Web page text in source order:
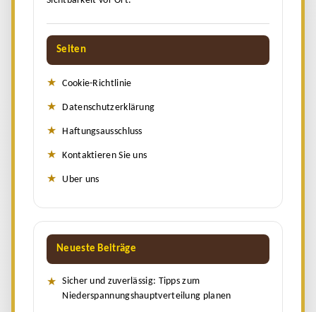
Seiten
Cookie-Richtlinie
Datenschutzerklärung
Haftungsausschluss
Kontaktieren Sie uns
Uber uns
Neueste Beiträge
Sicher und zuverlässig: Tipps zum
Niederspannungshauptverteilung planen